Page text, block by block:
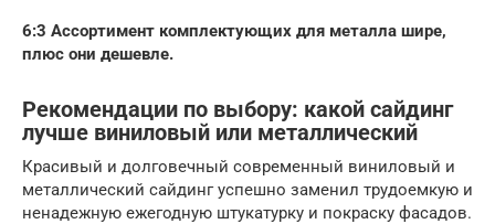
6:3 Ассортимент комплектующих для металла шире,
плюс они дешевле.
Рекомендации по выбору: какой сайдинг
лучше виниловый или металлический
Красивый и долговечный современный виниловый и
металлический сайдинг успешно заменил трудоемкую и
ненадежную ежегодную штукатурку и покраску фасадов.